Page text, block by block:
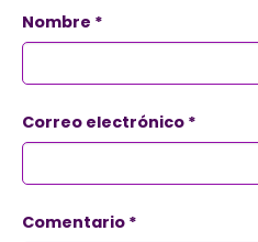
Nombre *
Correo electrónico *
Comentario *